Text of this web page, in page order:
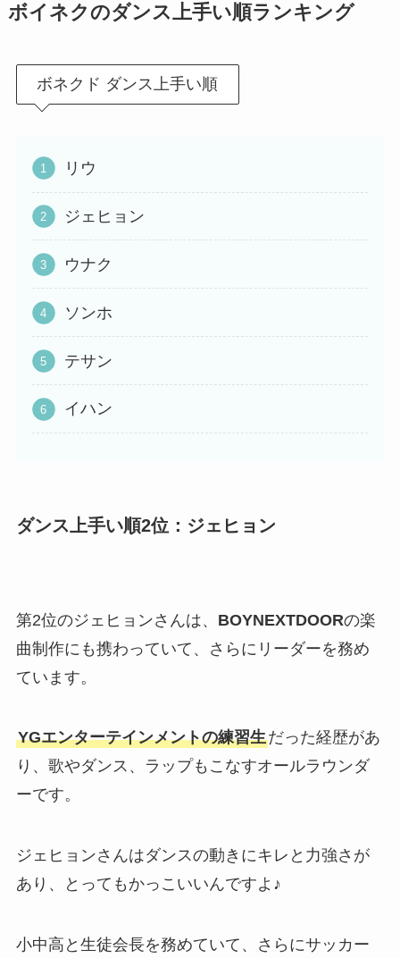
ボイネクのダンス上手い順ランキング
ボネクド ダンス上手い順
リウ
ジェヒョン
ウナク
ソンホ
テサン
イハン
ダンス上手い順2位： ジェヒョン
第2位のジェヒョンさんは、 BOYNEXTDOORの楽
曲制作にも携わっていて、さらにリーダーを務め
ています。
YGエンターテインメントの練習生だった経歴があ
り、歌やダンス、ラップもこなすオールラウンダ
ーです。
ジェヒョンさんはダンスの動きにキレと力強さが
あり、とってもかっこいいんですよ♪
小中高と生徒会長を務めていて、さらにサッカー